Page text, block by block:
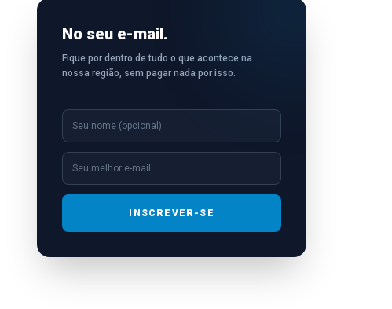
No seu e-mail.
Fique por dentro de tudo o que acontece na
nossa região, sem pagar nada por isso.
INSCREVER-SE